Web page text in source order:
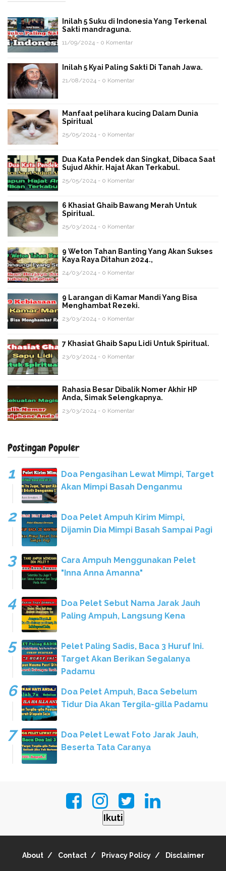
Inilah 5 Suku di Indonesia Yang Terkenal
Sakti mandraguna.
11/09/2024 - 0 Komentar
Inilah 5 Kyai Paling Sakti Di Tanah Jawa.
21/08/2024 - 0 Komentar
Manfaat pelihara kucing Dalam Dunia
Spiritual
25/05/2024 - 0 Komentar
Dua Kata Pendek dan Singkat, Dibaca Saat
Sujud Akhir. Hajat Akan Terkabul.
25/05/2024 - 0 Komentar
6 Khasiat Ghaib Bawang Merah Untuk
Spiritual.
25/03/2024 - 0 Komentar
9 Weton Tahan Banting Yang Akan Sukses
Kaya Raya Ditahun 2024.,
24/03/2024 - 0 Komentar
9 Larangan di Kamar Mandi Yang Bisa
Menghambat Rezeki.
23/03/2024 - 0 Komentar
7 Khasiat Ghaib Sapu Lidi Untuk Spiritual.
23/03/2024 - 0 Komentar
Rahasia Besar Dibalik Nomer Akhir HP
Anda, Simak Selengkapnya.
23/03/2024 - 0 Komentar
Postingan Populer
Doa Pengasihan Lewat Mimpi, Target
Akan Mimpi Basah Denganmu
Doa Pelet Ampuh Kirim Mimpi,
Dijamin Dia Mimpi Basah Sampai Pagi
Cara Ampuh Menggunakan Pelet
"Inna Anna Amanna"
Doa Pelet Sebut Nama Jarak Jauh
Paling Ampuh, Langsung Kena
Pelet Paling Sadis, Baca 3 Huruf Ini.
Target Akan Berikan Segalanya
Padamu
Doa Pelet Ampuh, Baca Sebelum
Tidur Dia Akan Tergila-gilla Padamu
Doa Pelet Lewat Foto Jarak Jauh,
Beserta Tata Caranya
Ikuti
About Contact Privacy Policy Disclaimer